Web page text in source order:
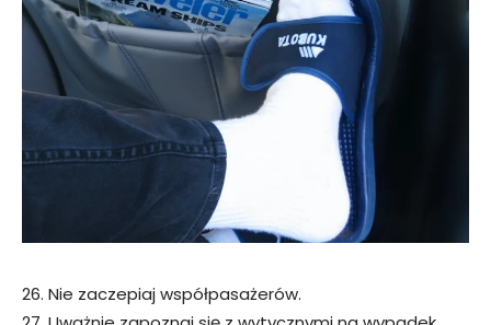
26. Nie zaczepiaj współpasażerów.